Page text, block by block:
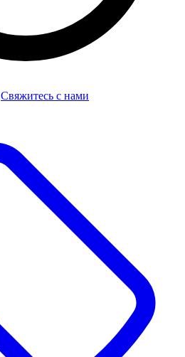
Свяжитесь с нами